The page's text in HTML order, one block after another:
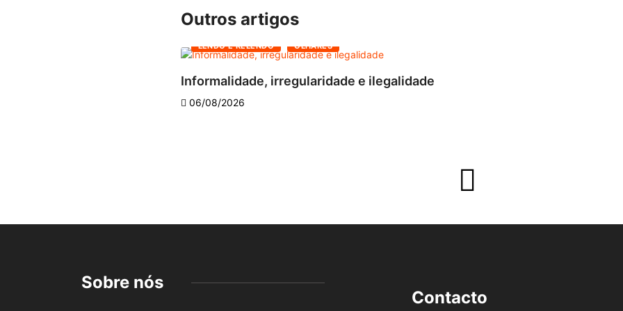
Outros artigos
LENDO E RELENDO OLHARES
Informalidade, irregularidade e ilegalidade
06/08/2026
Sobre nós
Contacto